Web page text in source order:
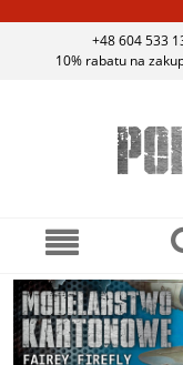
+48 604 533
10% rabatu na